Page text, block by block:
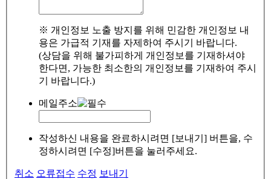
※ 개인정보 노출 방지를 위해 민감한 개인정보 내
용은 가급적 기재를 자제하여 주시기 바랍니다.
(상담을 위해 불가피하게 개인정보를 기재하셔야
한다면, 가능한 최소한의 개인정보를 기재하여 주시
기 바랍니다.)
메일주소
작성하신 내용을 완료하시려면 [보내기] 버튼을, 수
정하시려면 [수정]버튼을 눌러주세요.
취소 오류접수 수정 보내기